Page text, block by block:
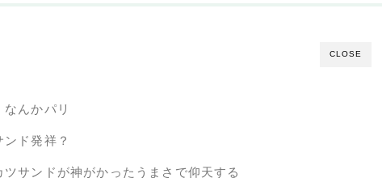
CLOSE
んかパリ
ド発祥？
ツサンドが神がかったうまさで仰天する